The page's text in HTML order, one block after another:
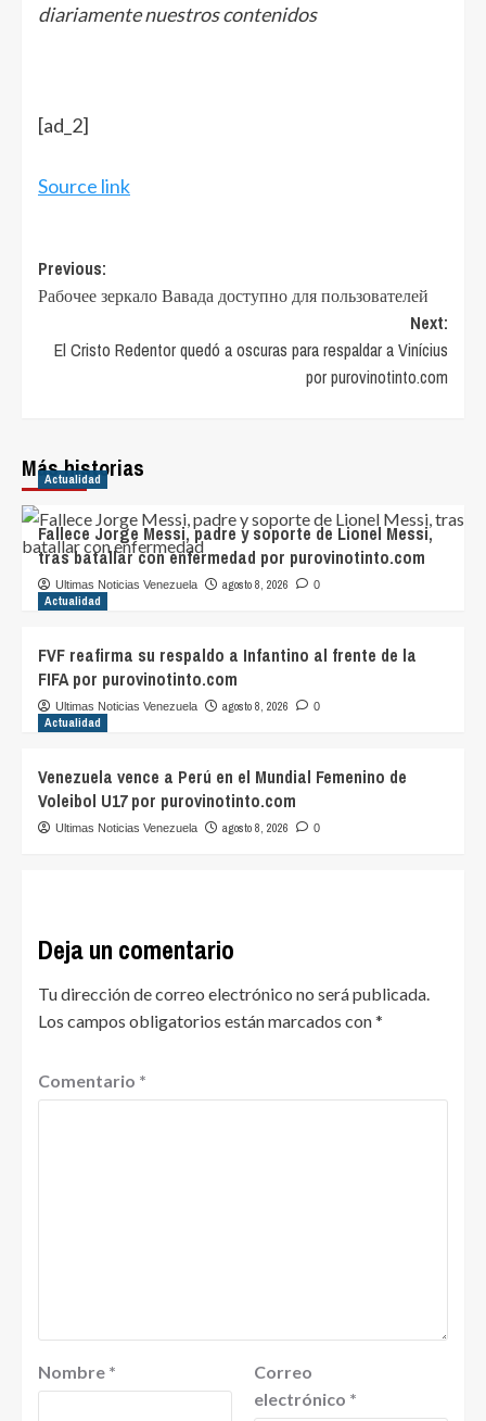
diariamente nuestros contenidos
[ad_2]
Source link
Post
navigation
Previous:
Рабочее зеркало Вавада доступно для пользователей
Next:
El Cristo Redentor quedó a oscuras para respaldar a Vinícius
por purovinotinto.com
Más historias
Actualidad
Fallece Jorge Messi, padre y soporte de Lionel Messi,
tras batallar con enfermedad por purovinotinto.com
Ultimas Noticias Venezuela agosto 8, 2026 0
Actualidad
FVF reafirma su respaldo a Infantino al frente de la
FIFA por purovinotinto.com
Ultimas Noticias Venezuela agosto 8, 2026 0
Actualidad
Venezuela vence a Perú en el Mundial Femenino de
Voleibol U17 por purovinotinto.com
Ultimas Noticias Venezuela agosto 8, 2026 0
Deja un comentario
Tu dirección de correo electrónico no será publicada.
Los campos obligatorios están marcados con*
Comentario *
Nombre *
Correo
electrónico *